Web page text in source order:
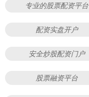
专业的股票配资平台
配资实盘开户
安全炒股配资门户
股票融资平台